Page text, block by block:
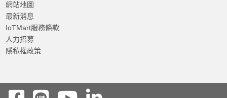
網站地圖
最新消息
IoTMart服務條款
人力招募
隱私權政策